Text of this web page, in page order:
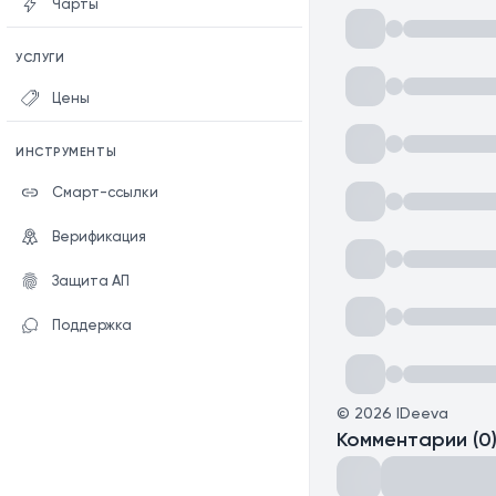
Чарты
УСЛУГИ
Цены
ИНСТРУМЕНТЫ
Смарт-ссылки
Верификация
Защита АП
Поддержка
© 2026 IDeeva
Комментарии (0)